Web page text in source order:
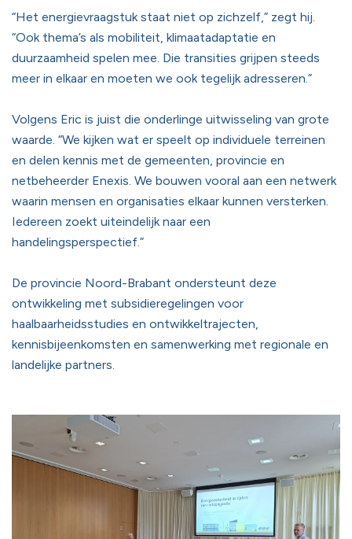
“Het energievraagstuk staat niet op zichzelf,” zegt hij.
“Ook thema’s als mobiliteit, klimaatadaptatie en
duurzaamheid spelen mee. Die transities grijpen steeds
meer in elkaar en moeten we ook tegelijk adresseren.”
Volgens Eric is juist die onderlinge uitwisseling van grote
waarde. “We kijken wat er speelt op individuele terreinen
en delen kennis met de gemeenten, provincie en
netbeheerder Enexis. We bouwen vooral aan een netwerk
waarin mensen en organisaties elkaar kunnen versterken.
Iedereen zoekt uiteindelijk naar een
handelingsperspectief.”
De provincie Noord-Brabant ondersteunt deze
ontwikkeling met subsidieregelingen voor
haalbaarheidsstudies en ontwikkeltrajecten,
kennisbijeenkomsten en samenwerking met regionale en
landelijke partners.